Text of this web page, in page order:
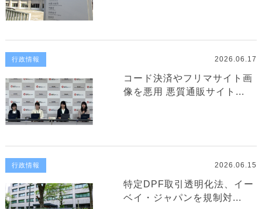
行政情報 2026.06.17
コード決済やフリマサイト画
像を悪用 悪質通販サイト...
行政情報 2026.06.15
特定DPF取引透明化法、イー
ベイ・ジャパンを規制対...